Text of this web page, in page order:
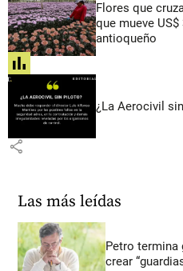
Flores que
que mueve
antioqueño
share
¿La Aerocivil
share
Las más leídas
Petro termina
crear